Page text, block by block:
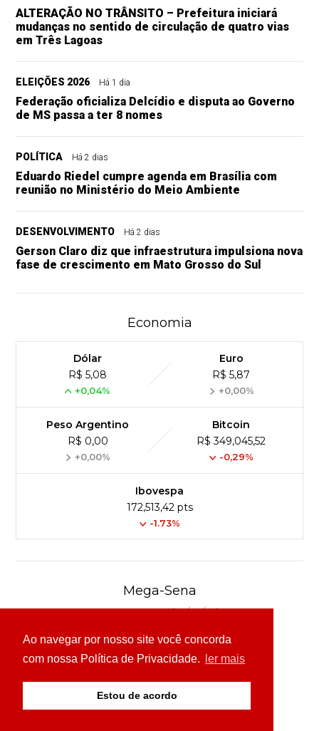
Ao navegar por nosso site você concorda
com nossa Política de Privacidade.
ler mais
Estou de acordo
ALTERAÇÃO NO TRÂNSITO – Prefeitura iniciará
mudanças no sentido de circulação de quatro vias
em Três Lagoas
ELEIÇÕES 2026 Há 1 dia
Federação oficializa Delcídio e disputa ao Governo
de MS passa a ter 8 nomes
POLÍTICA Há 2 dias
Eduardo Riedel cumpre agenda em Brasília com
reunião no Ministério do Meio Ambiente
DESENVOLVIMENTO Há 2 dias
Gerson Claro diz que infraestrutura impulsiona nova
fase de crescimento em Mato Grosso do Sul
Economia
Dólar
R$ 5,08
+0,04%
Euro
R$ 5,87
+0,00%
Peso Argentino
R$ 0,00
+0,00%
Bitcoin
R$ 349,045,52
-0,29%
Ibovespa
172,513,42 pts
-1.73%
Mega-Sena
Concurso 3041 (06/08/26)
16 21 24 31 43